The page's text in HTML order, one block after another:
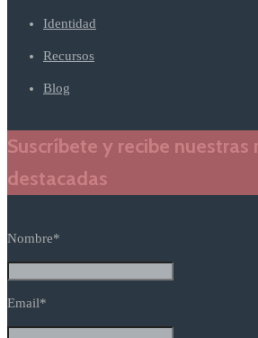
Identidad
Recursos
Blog
Suscríbete y recibe nuestras
destacadas
Nombre*
Email*